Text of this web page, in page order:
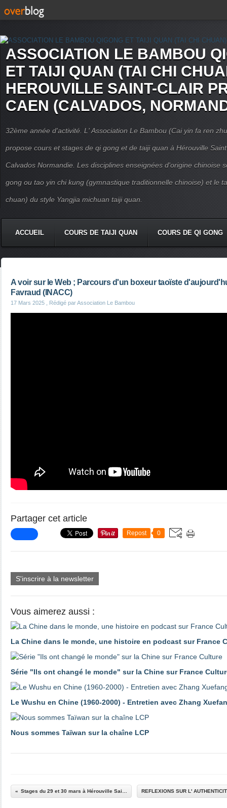
ASSOCIATION LE BAMBOU
ET TAIJI QUAN (TAI CHI
HEROUVILLE SAINT-CLAIR
CAEN (CALVADOS,
32ème année d'activité. L' Association Le Bambou (Cai yin fa ren
propose cours et stages de qi gong et de taiji quan à Hérouville
Calvados Normandie. Les disciplines enseignées d'origine chinoise
gong ou tao yin chi kung (gymnastique traditionnelle chinoise) et le
chuan) du style Yangjia michuan taiji quan.
ACCUEIL COURS DE TAIJI QUAN COURS DE QI GONG
A voir sur le Web ; Parcours d'un boxeur taoïste
Favraud (INACC)
17 Mars 2025 , Rédigé par Association Le Bambou
Partager cet article
Repost 0
S'inscrire à la newsletter
Vous aimerez aussi :
La Chine dans le monde, une histoire en podcast sur France
Série "Ils ont changé le monde" sur la Chine sur France
Le Wushu en Chine (1960-2000) - Entretien avec Zhang
Nous sommes Taïwan sur la chaîne LCP